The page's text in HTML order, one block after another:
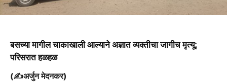
बसच्या मागील चाकाखाली आल्याने अज्ञात व्यक्तीचा जागीच मृत्यू;
परिसरात हळहळ
(✍️अर्जुन मेदनकर)